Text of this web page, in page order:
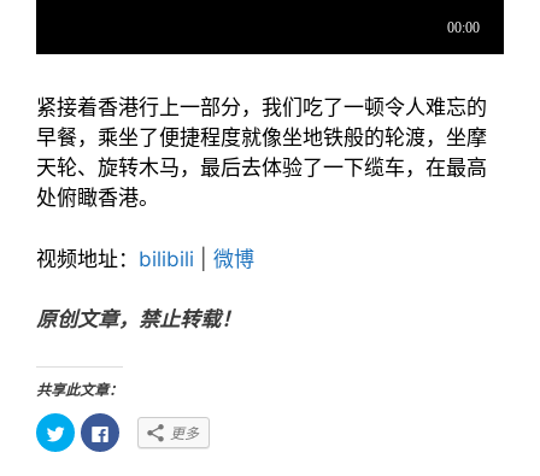
紧接着香港行上一部分，我们吃了一顿令人难忘的
早餐，乘坐了便捷程度就像坐地铁般的轮渡，坐摩
天轮、旋转木马，最后去体验了一下缆车，在最高
处俯瞰香港。
视频地址： bilibili 微博
原创文章，禁止转载！
共享此文章：
点
击
点
击 更多